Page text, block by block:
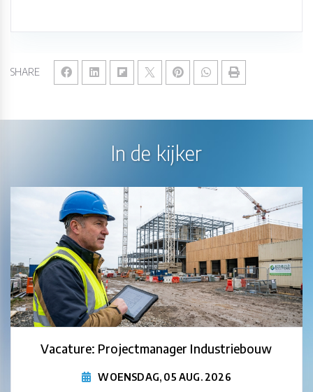
SHARE
In de kijker
Vacature: Projectmanager Industriebouw
WOENSDAG, 05 AUG. 2026